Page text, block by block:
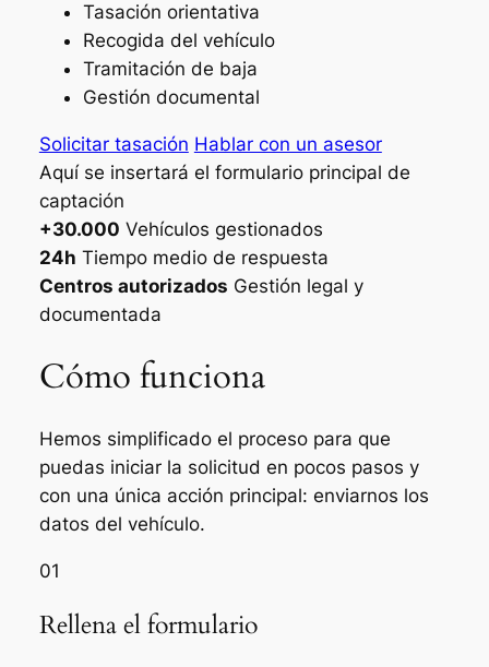
Tasación orientativa
Recogida del vehículo
Tramitación de baja
Gestión documental
Solicitar tasación Hablar con un asesor
Aquí se insertará el formulario principal de
captación
+30.000 Vehículos gestionados
24h Tiempo medio de respuesta
Centros autorizados Gestión legal y
documentada
Cómo funciona
Hemos simplificado el proceso para que
puedas iniciar la solicitud en pocos pasos y
con una única acción principal: enviarnos los
datos del vehículo.
01
Rellena el formulario